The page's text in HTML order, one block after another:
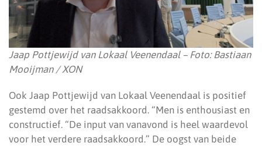
Jaap Pottjewijd van Lokaal Veenendaal – Foto: Bastiaan
Mooijman / XON
Ook Jaap Pottjewijd van Lokaal Veenendaal is positief
gestemd over het raadsakkoord. “Men is enthousiast en
constructief. “De input van vanavond is heel waardevol
voor het verdere raadsakkoord.” De oogst van beide